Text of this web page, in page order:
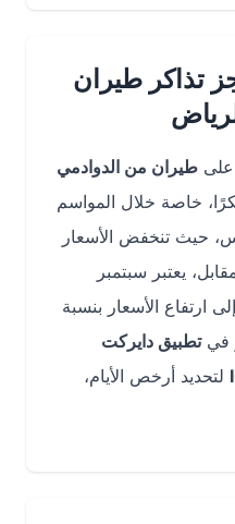
طيران
من الدوادمي
خلال المواسم
تنخفض الأسعار
يعتبر سبتمبر
الأسعار بنسبة
دايركت
أرخص الأيام،